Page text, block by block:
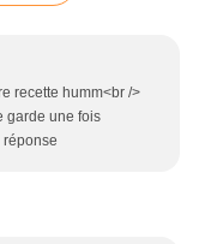
recette humm<br />
garde une fois
réponse